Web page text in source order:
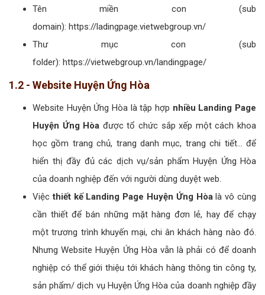
Tên miền con (sub
domain): https://ladingpage.vietwebgroup.vn/
Thư mục con (sub
folder): https://vietwebgroup.vn/landingpage/
1.2 - Website Huyện Ứng Hòa
Website Huyện Ứng Hòa là tập hợp nhiều Landing Page
Huyện Ứng Hòa được tổ chức sắp xếp một cách khoa
học gồm trang chủ, trang danh mục, trang chi tiết... để
hiển thị đầy đủ các dịch vụ/sản phẩm Huyện Ứng Hòa
của doanh nghiệp đến với người dùng duyệt web.
Việc thiết kế Landing Page Huyện Ứng Hòalà vô cùng
cần thiết để bán những mặt hàng đơn lẻ, hay để chạy
một trương trình khuyến mại, chi ân khách hàng nào đó.
Nhưng Website Huyện Ứng Hòa vẫn là phải có để doanh
nghiệp có thể giới thiệu tới khách hàng thông tin công ty,
sản phẩm/ dịch vụ Huyện Ứng Hòa của doanh nghiệp đầy